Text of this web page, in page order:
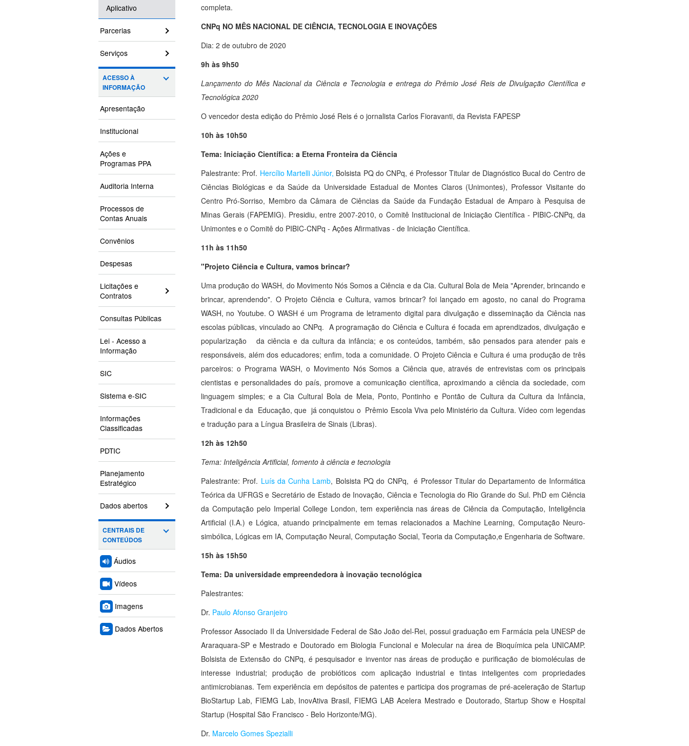
Aplicativo
Parcerias
Serviços
ACESSO À
INFORMAÇÃO
Apresentação
Institucional
Ações e
Programas PPA
Auditoria Interna
Processos de
Contas Anuais
Convênios
Despesas
Licitações e
Contratos
Consultas Públicas
Lei - Acesso a
Informação
SIC
Sistema e-SIC
Informações
Classificadas
PDTIC
Planejamento
Estratégico
Dados abertos
CENTRAIS DE
CONTEÚDOS
Áudios
Vídeos
Imagens
Dados Abertos
completa.
CNPq NO MÊS NACIONAL DE CIÊNCIA, TECNOLOGIA E INOVAÇÕES
Dia: 2 de outubro de 2020
9h às 9h50
Lançamento do Mês Nacional da Ciência e Tecnologia e entrega do Prêmio José Reis de Divulgação Científica e
Tecnológica 2020
O vencedor desta edição do Prêmio José Reis é o jornalista Carlos Fioravanti, da Revista FAPESP
10h às 10h50
Tema: Iniciação Científica: a Eterna Fronteira da Ciência
Palestrante: Prof. Hercílio Martelli Júnior, Bolsista PQ do CNPq, é Professor Titular de Diagnóstico Bucal do Centro de
Ciências Biológicas e da Saúde da Universidade Estadual de Montes Claros (Unimontes), Professor Visitante do
Centro Pró-Sorriso, Membro da Câmara de Ciências da Saúde da Fundação Estadual de Amparo à Pesquisa de
Minas Gerais (FAPEMIG). Presidiu, entre 2007-2010, o Comitê Institucional de Iniciação Científica - PIBIC-CNPq, da
Unimontes e o Comitê do PIBIC-CNPq - Ações Afirmativas - de Iniciação Científica.
11h às 11h50
"Projeto Ciência e Cultura, vamos brincar?
Uma produção do WASH, do Movimento Nós Somos a Ciência e da Cia. Cultural Bola de Meia "Aprender, brincando e
brincar, aprendendo". O Projeto Ciência e Cultura, vamos brincar? foi lançado em agosto, no canal do Programa
WASH, no Youtube. O WASH é um Programa de letramento digital para divulgação e disseminação da Ciência nas
escolas públicas, vinculado ao CNPq. A programação do Ciência e Cultura é focada em aprendizados, divulgação e
popularização da ciência e da cultura da infância; e os conteúdos, também, são pensados para atender pais e
responsáveis, além dos educadores; enfim, toda a comunidade. O Projeto Ciência e Cultura é uma produção de três
parceiros: o Programa WASH, o Movimento Nós Somos a Ciência que, através de entrevistas com os principais
cientistas e personalidades do país, promove a comunicação científica, aproximando a ciência da sociedade, com
linguagem simples; e a Cia Cultural Bola de Meia, Ponto, Pontinho e Pontão de Cultura da Cultura da Infância,
Tradicional e da Educação, que já conquistou o Prêmio Escola Viva pelo Ministério da Cultura. Vídeo com legendas
e tradução para a Língua Brasileira de Sinais (Libras).
12h às 12h50
Tema: Inteligência Artificial, fomento à ciência e tecnologia
Palestrante: Prof. Luís da Cunha Lamb, Bolsista PQ do CNPq, é Professor Titular do Departamento de Informática
Teórica da UFRGS e Secretário de Estado de Inovação, Ciência e Tecnologia do Rio Grande do Sul. PhD em Ciência
da Computação pelo Imperial College London, tem experiência nas áreas de Ciência da Computação, Inteligência
Artificial (I.A.) e Lógica, atuando principalmente em temas relacionados a Machine Learning, Computação Neuro-
simbólica, Lógicas em IA, Computação Neural, Computação Social, Teoria da Computação,e Engenharia de Software.
15h às 15h50
Tema: Da universidade empreendedora à inovação tecnológica
Palestrantes:
Dr. Paulo Afonso Granjeiro
Professor Associado II da Universidade Federal de São João del-Rei, possui graduação em Farmácia pela UNESP de
Araraquara-SP e Mestrado e Doutorado em Biologia Funcional e Molecular na área de Bioquímica pela UNICAMP.
Bolsista de Extensão do CNPq, é pesquisador e inventor nas áreas de produção e purificação de biomoléculas de
interesse industrial; produção de probióticos com aplicação industrial e tintas inteligentes com propriedades
antimicrobianas. Tem experiência em depósitos de patentes e participa dos programas de pré-aceleração de Startup
BioStartup Lab, FIEMG Lab, InovAtiva Brasil, FIEMG LAB Acelera Mestrado e Doutorado, Startup Show e Hospital
Startup (Hospital São Francisco - Belo Horizonte/MG).
Dr. Marcelo Gomes Spezialli